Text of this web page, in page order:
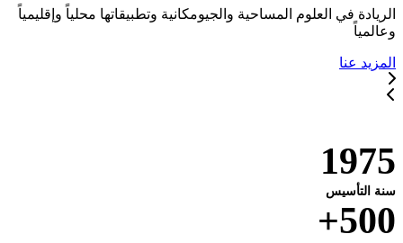
الريادة في العلوم المساحية والجيومكانية وتطبيقاتها محلياً وإقليمياً
وعالمياً
المزيد عنا
1975
سنة التأسيس
500+